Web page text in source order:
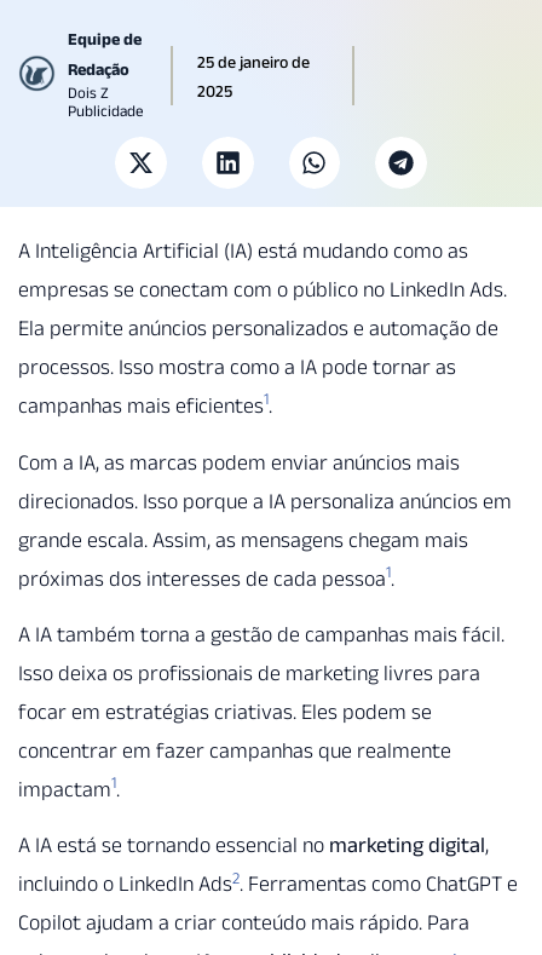
Equipe de
Redação
Dois Z
Publicidade
25 de janeiro de
2025
A Inteligência Artificial (IA) está mudando como as
empresas se conectam com o público no LinkedIn Ads.
Ela permite anúncios personalizados e automação de
processos. Isso mostra como a IA pode tornar as
campanhas mais eficientes1.
Com a IA, as marcas podem enviar anúncios mais
direcionados. Isso porque a IA personaliza anúncios em
grande escala. Assim, as mensagens chegam mais
próximas dos interesses de cada pessoa1.
A IA também torna a gestão de campanhas mais fácil.
Isso deixa os profissionais de marketing livres para
focar em estratégias criativas. Eles podem se
concentrar em fazer campanhas que realmente
impactam1.
A IA está se tornando essencial no marketing digital,
incluindo o LinkedIn Ads2. Ferramentas como ChatGPT e
Copilot ajudam a criar conteúdo mais rápido. Para